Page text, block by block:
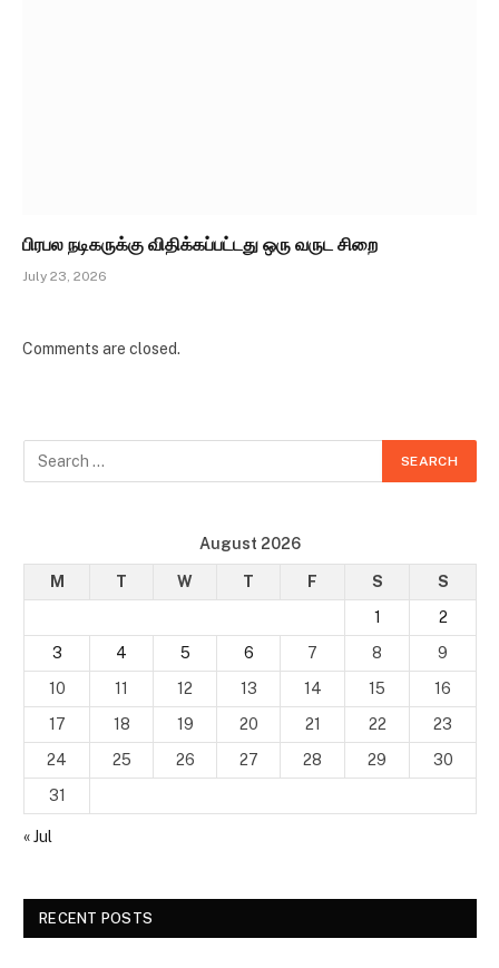
பிரபல நடிகருக்கு விதிக்கப்பட்டது ஒரு வருட சிறை
July 23, 2026
Comments are closed.
August 2026
M T W T F S
S
1
2
3
4 5 6 7 8
9
10
11 12 13 14 15
16
17
18 19 20 21 22
23
24
25 26 27 28 29
30
31
« Jul
RECENT POSTS